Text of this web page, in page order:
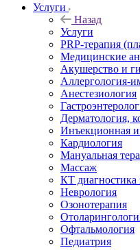
Услуги
Назад
Услуги
PRP-терапия
Медицинские
Акушерство и
Аллергология-
Анестезиология
Дерматология,
Инъекционная
Кардиология
Мануальная
Массаж
КТ диагностика
Неврология
Озонотерапия
Офтальмология
Педиатрия